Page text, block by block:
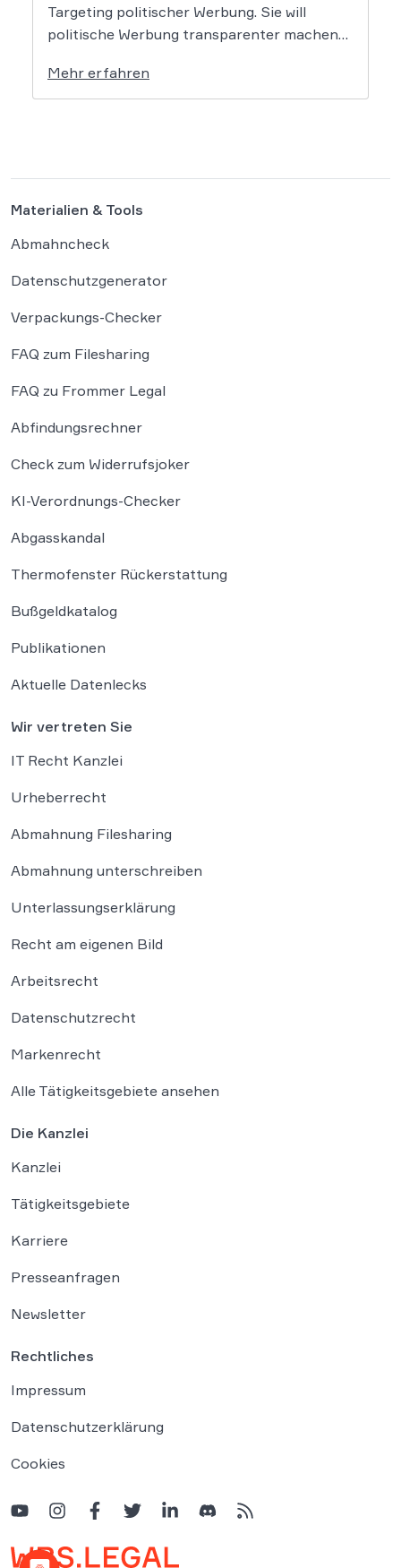
Targeting politischer Werbung. Sie will
politische Werbung transparenter machen
sensibler Daten. Die Regierung will die
Verordnung in Deutschland nun ergänzen.
Mehr erfahren
Materialien & Tools
Abmahncheck
Datenschutzgenerator
Verpackungs-Checker
FAQ zum Filesharing
FAQ zu Frommer Legal
Abfindungsrechner
Check zum Widerrufsjoker
KI-Verordnungs-Checker
Abgasskandal
Thermofenster Rückerstattung
Bußgeldkatalog
Publikationen
Aktuelle Datenlecks
Wir vertreten Sie
IT Recht Kanzlei
Urheberrecht
Abmahnung Filesharing
Abmahnung unterschreiben
Unterlassungserklärung
Recht am eigenen Bild
Arbeitsrecht
Datenschutzrecht
Markenrecht
Alle Tätigkeitsgebiete ansehen
Die Kanzlei
Kanzlei
Tätigkeitsgebiete
Karriere
Presseanfragen
Newsletter
Rechtliches
Impressum
Datenschutzerklärung
Cookies